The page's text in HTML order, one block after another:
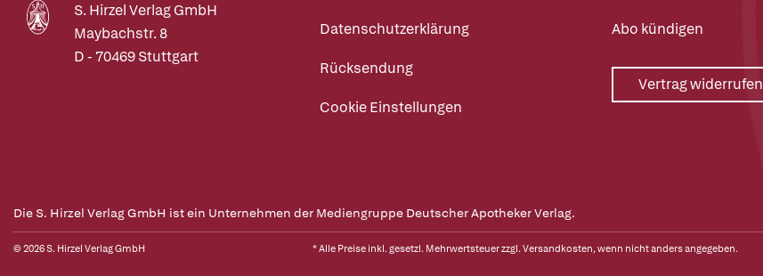
S. Hirzel Verlag GmbH
Maybachstr. 8
D - 70469 Stuttgart
Datenschutzerklärung
Rücksendung
Cookie Einstellungen
Abo kündigen
Vertrag widerrufen
Die S. Hirzel Verlag GmbH ist ein Unternehmen der Mediengruppe Deutscher Apotheker Verlag.
* Alle Preise inkl. gesetzl. Mehrwertsteuer zzgl.Versandkosten, wenn nicht anders angegeben.
© 2026 S. Hirzel Verlag GmbH